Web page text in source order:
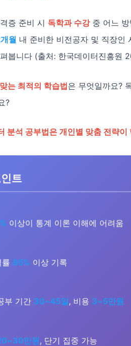
증 준비 시 독학과 수강중 어느 방
월 내 준비한 비전공자 및 직장인
봅니다 (출처: 한국데이터진흥원
는 최적의 학습법은 무엇일까요?
?
분석 공부법은 개인별 맞춤 전략이
트
이상이 통계 이론 이해에 어려움
률 85% 이상 기록
부 기간 30~45일, 비용 3~5만원
만원, 단기 집중 가능